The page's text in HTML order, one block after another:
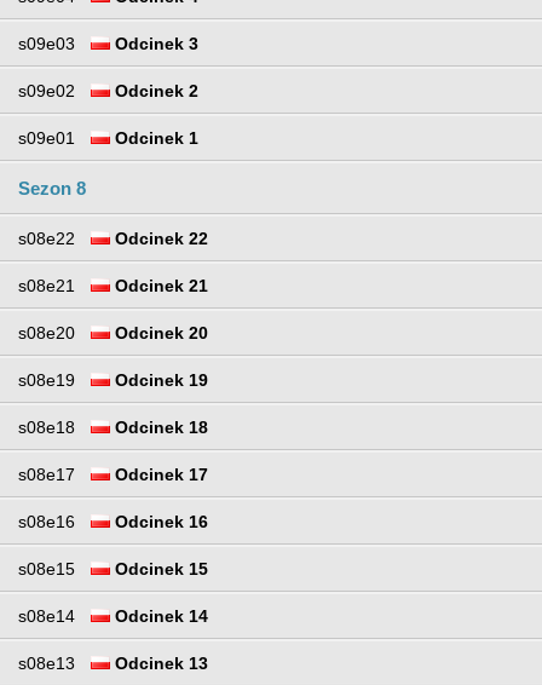
s09e03 Odcinek 3
s09e02 Odcinek 2
s09e01 Odcinek 1
Sezon 8
s08e22 Odcinek 22
s08e21 Odcinek 21
s08e20 Odcinek 20
s08e19 Odcinek 19
s08e18 Odcinek 18
s08e17 Odcinek 17
s08e16 Odcinek 16
s08e15 Odcinek 15
s08e14 Odcinek 14
s08e13 Odcinek 13